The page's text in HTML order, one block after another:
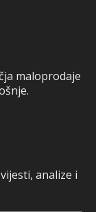
maloprodaje
analize i